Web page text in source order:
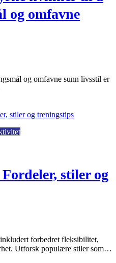
og omfavne
og omfavne sunn livsstil er
stiler og
forbedret fleksibilitet,
Utforsk populære stiler som…